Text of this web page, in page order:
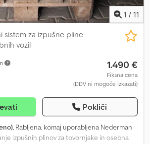
1 / 11
sistem za izpušne pline
vozil
1.490 €
Fiksna cena
(DDV ni mogoče izkazati)
Pokliči
, Rabljena, komaj uporabljena Nederman
izpušnih plinov za tovornjake in osebna